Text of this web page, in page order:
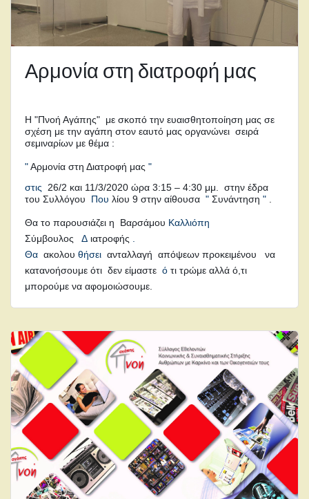
Αρμονία στη διατροφή μας
Η "Πνοή Αγάπης" με σκοπό την ευαισθητοποίηση μας σε
σχέση με την αγάπη στον εαυτό μας οργανώνει σειρά
σεμιναρίων με θέμα :
"Αρμονία στη Διατροφή μας "
στις 26/2 και 11/3/2020 ώρα 3:15 – 4:30 μμ. στην έδρα
του Συλλόγου
Που λίου 9 στην αίθουσα " Συνάντηση " .
Θα το παρουσιάζει η Βαρσάμου Καλλιόπη
Σύμβουλος Δ ιατροφής
Θα ακολου θήσει ανταλλαγή απόψεων προκειμένου να
κατανοήσουμε ότι δεν είμαστε ό τι τρώμε αλλά ό,τι
μπορούμε να αφομοιώσουμε.